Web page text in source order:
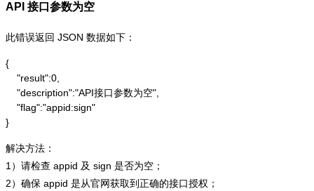
API 接口参数为空
此错误返回 JSON 数据如下：
{
    "result":0,
    "description":"API接口参数为空",
    "flag":"appid:sign"
}
解决方法：
1）请检查 appid 及 sign 是否为空；
2）确保 appid 是从官网获取到正确的接口授权；